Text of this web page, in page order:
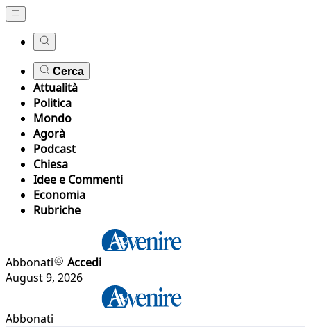
Cerca
Attualità
Politica
Mondo
Agorà
Podcast
Chiesa
Idee e Commenti
Economia
Rubriche
Abbonati
Accedi
August 9, 2026
Abbonati